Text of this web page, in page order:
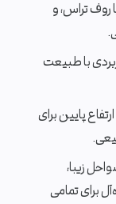
روف تراس، و
با طبیعت
پایین برای
زیبا،
برای تمامی